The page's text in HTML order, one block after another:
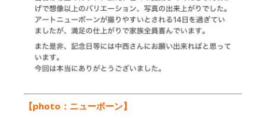
【photo：ニューボーン】